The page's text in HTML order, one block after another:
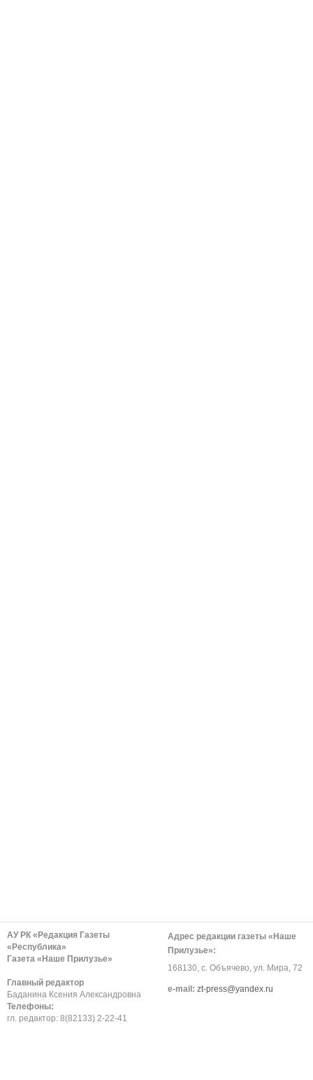
АУ РК «Редакция Газеты
«Республика»
Газета «Наше Прилузье»
Главный редактор
Баданина Ксения Александровна
Телефоны:
гл. редактор: 8(82133) 2-22-41
Адрес редакции газеты «Наше
Прилузье»:
168130, с. Объячево, ул. Мира, 72
е-mail: zt-press@yandex.ru